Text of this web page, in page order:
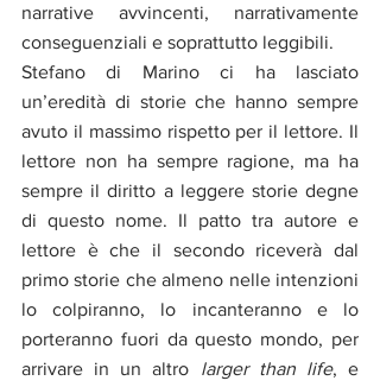
narrative avvincenti, narrativamente
conseguenziali e soprattutto leggibili.
Stefano di Marino ci ha lasciato
un’eredità di storie che hanno sempre
avuto il massimo rispetto per il lettore. Il
lettore non ha sempre ragione, ma ha
sempre il diritto a leggere storie degne
di questo nome. Il patto tra autore e
lettore è che il secondo riceverà dal
primo storie che almeno nelle intenzioni
lo colpiranno, lo incanteranno e lo
porteranno fuori da questo mondo, per
arrivare in un altro larger than life